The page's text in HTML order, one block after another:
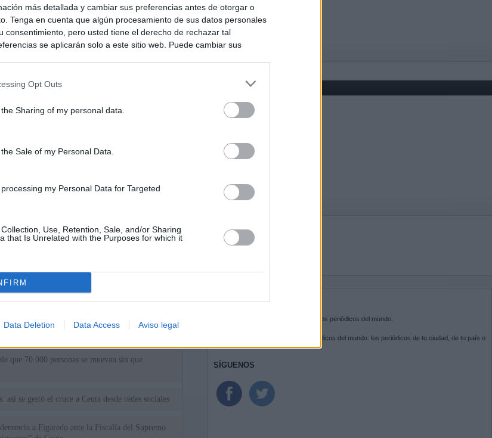
más detallada y cambiar sus preferencias antes de otorgar o
Tenga en cuenta que algún procesamiento de sus datos personales
consentimiento, pero usted tiene el derecho de rechazar tal
se aplicarán solo a este sitio web. Puede cambiar sus
Opt Outs
Sharing of my personal data.
Sale of my Personal Data.
my Personal Data for Targeted
Use, Retention, Sale, and/or Sharing
that Is Unrelated with the Purposes for which it
Data Deletion Data Access Aviso legal
viajeros procedentes de Italia tras el rechazo de
que 70.000 personas se muevan sin que
así se gestó el cruce a Ceuta desde redes sociales
a Figaredo ante la Fiscalía del Supremo
es la puerta de entrada a los periódicos del mundo.
Navega por las portadas de los periódicos del mundo: los periódicos de tu ciudad, de tu país o
SÍGUENOS